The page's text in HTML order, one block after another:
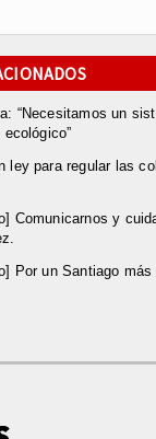
“Necesitamos un
ley para regular las
Comunicarnos y
Por un Santiago